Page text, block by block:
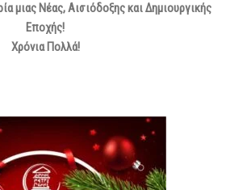
μιας Νέας, Αισιόδοξης και Δημιουργικής
Εποχής!
Χρόνια Πολλά!